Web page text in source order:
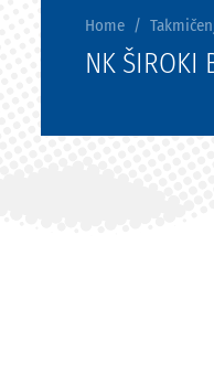
Home
NK ŠIROKI